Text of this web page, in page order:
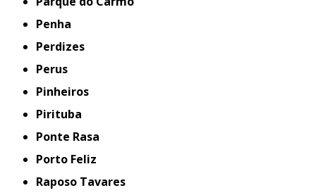
Penha
Perdizes
Perus
Pinheiros
Pirituba
Ponte Rasa
Porto Feliz
Raposo Tavares